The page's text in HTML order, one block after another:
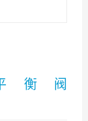
衡阀